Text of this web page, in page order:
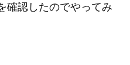
確認したのでやってみ